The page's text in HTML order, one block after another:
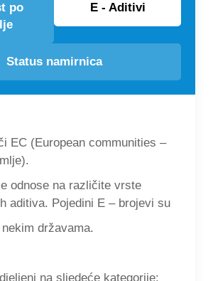
po
E - Aditivi
Status namirnica
EC (European communities –
odnose na različite vrste
aditiva. Pojedini E – brojevi su
državama.
na sljedeće kategorije: